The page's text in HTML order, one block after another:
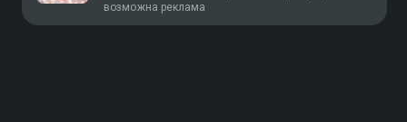
возможна реклама